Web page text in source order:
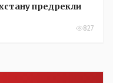
предрекли
827